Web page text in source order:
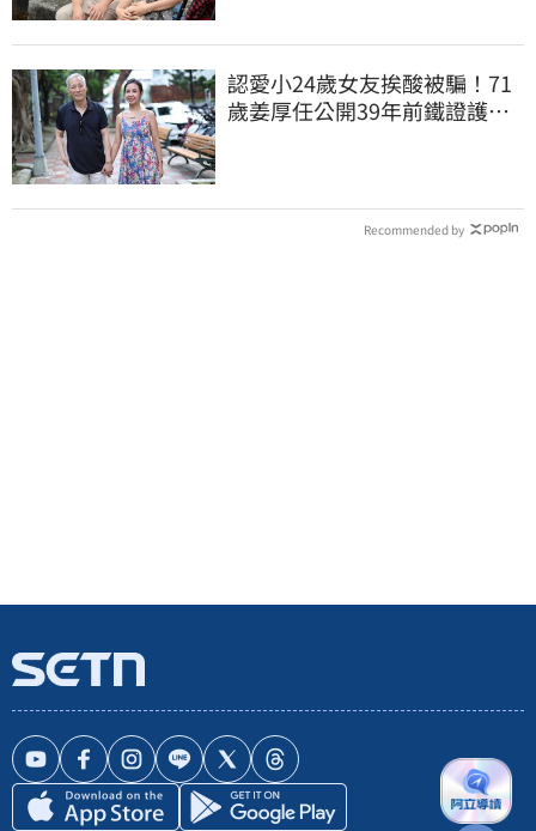
認愛小24歲女友挨酸被騙！71
歲姜厚任公開39年前鐵證護
Recommended by